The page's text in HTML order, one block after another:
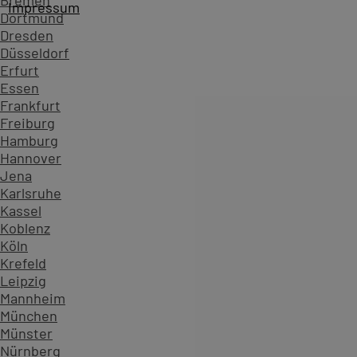
Dortmund
Dresden
Düsseldorf
Erfurt
Essen
Frankfurt
Freiburg
Hamburg
Hannover
Jena
Karlsruhe
Kassel
Koblenz
Köln
Krefeld
Leipzig
Mannheim
München
Münster
Nürnberg
Hamburg
Hannover
Jena
Karlsruhe
Kassel
Koblenz
Köln
Krefeld
Leipzig
Mannheim
München
Münster
Nürnberg
Paderborn
Regensburg
Saarbrücken
Siegen
Stuttgart
PowerPoint lernen in Österreich
Impressum